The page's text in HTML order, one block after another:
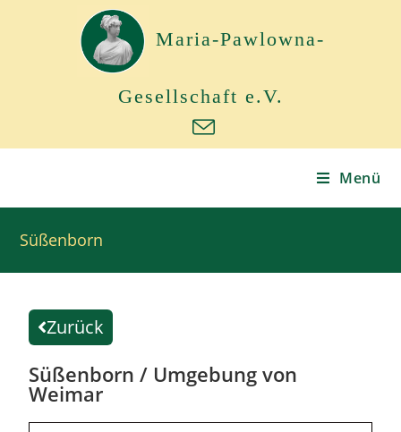
Maria-Pawlowna-
Gesellschaft e.V.
Menü
Süßenborn
Zurück
Süßenborn / Umgebung von
Weimar